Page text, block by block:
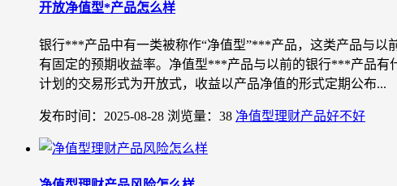
开放净值型*产品怎么样
银行***产品中有一类被称作“净值型”***产品，这类产品与
有固定的预期收益率。净值型***产品与以前的银行***产品
计划的交易形式为开放式，收益以产品净值的形式定期公布...
发布时间：2025-08-28 浏览量：38 净值型理财产品好不好